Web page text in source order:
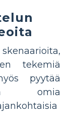
tekemiä
pyytää
omia